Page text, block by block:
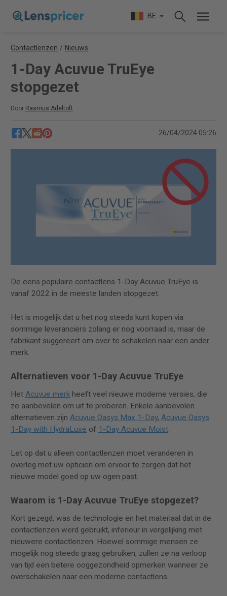
BE
Contactlenzen / Nieuws
1-Day Acuvue TruEye
stopgezet
Door Rasmus Adeltoft
26/04/2024 05:26
De eens populaire contactlens 1-Day Acuvue TruEye is
vanaf 2022 in de meeste landen stopgezet.
Het is mogelijk dat u het nog steeds kunt kopen via
sommige leveranciers zolang er nog voorraad is, maar de
fabrikant suggereert om over te schakelen naar een ander
merk.
Alternatieven voor 1-Day Acuvue TruEye
Het Acuvue merk heeft veel nieuwe moderne versies, die
ze aanbevelen om uit te proberen. Enkele aanbevolen
alternatieven zijn Acuvue Oasys Max 1-Day, Acuvue Oasys
1-Day with HydraLuxe of 1-Day Acuvue Moist.
Let op dat u alleen contactlenzen moet veranderen in
overleg met uw opticien om ervoor te zorgen dat het
nieuwe model goed op uw ogen past.
Waarom is 1-Day Acuvue TruEye stopgezet?
Kort gezegd, was de technologie en het materiaal dat in de
contactlenzen werd gebruikt, inferieur in vergelijking met
nieuwere contactlenzen. Hoewel sommige mensen ze
mogelijk nog steeds graag gebruiken, zullen ze na verloop
van tijd een betere ooggezondheid opmerken wanneer ze
overschakelen naar een moderne contactlens.